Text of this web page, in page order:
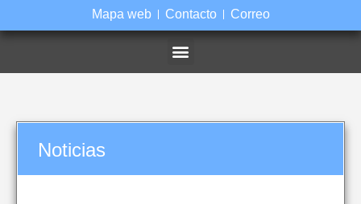
Mapa web Contacto Correo
Noticias